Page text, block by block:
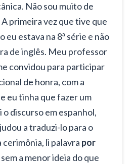
Não sou muito de
primeira vez que tive que
eu estava na 8ª série e não
de inglês. Meu professor
convidou para participar
de honra, com a
eu tinha que fazer um
discurso em espanhol,
a traduzi-lo para o
cerimônia, li palavra por
a menor ideia do que